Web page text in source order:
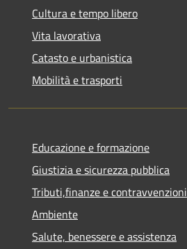
Cultura e tempo libero
Vita lavorativa
Catasto e urbanistica
Mobilità e trasporti
Educazione e formazione
Giustizia e sicurezza pubblica
Tributi,finanze e contravvenzioni
Ambiente
Salute, benessere e assistenza